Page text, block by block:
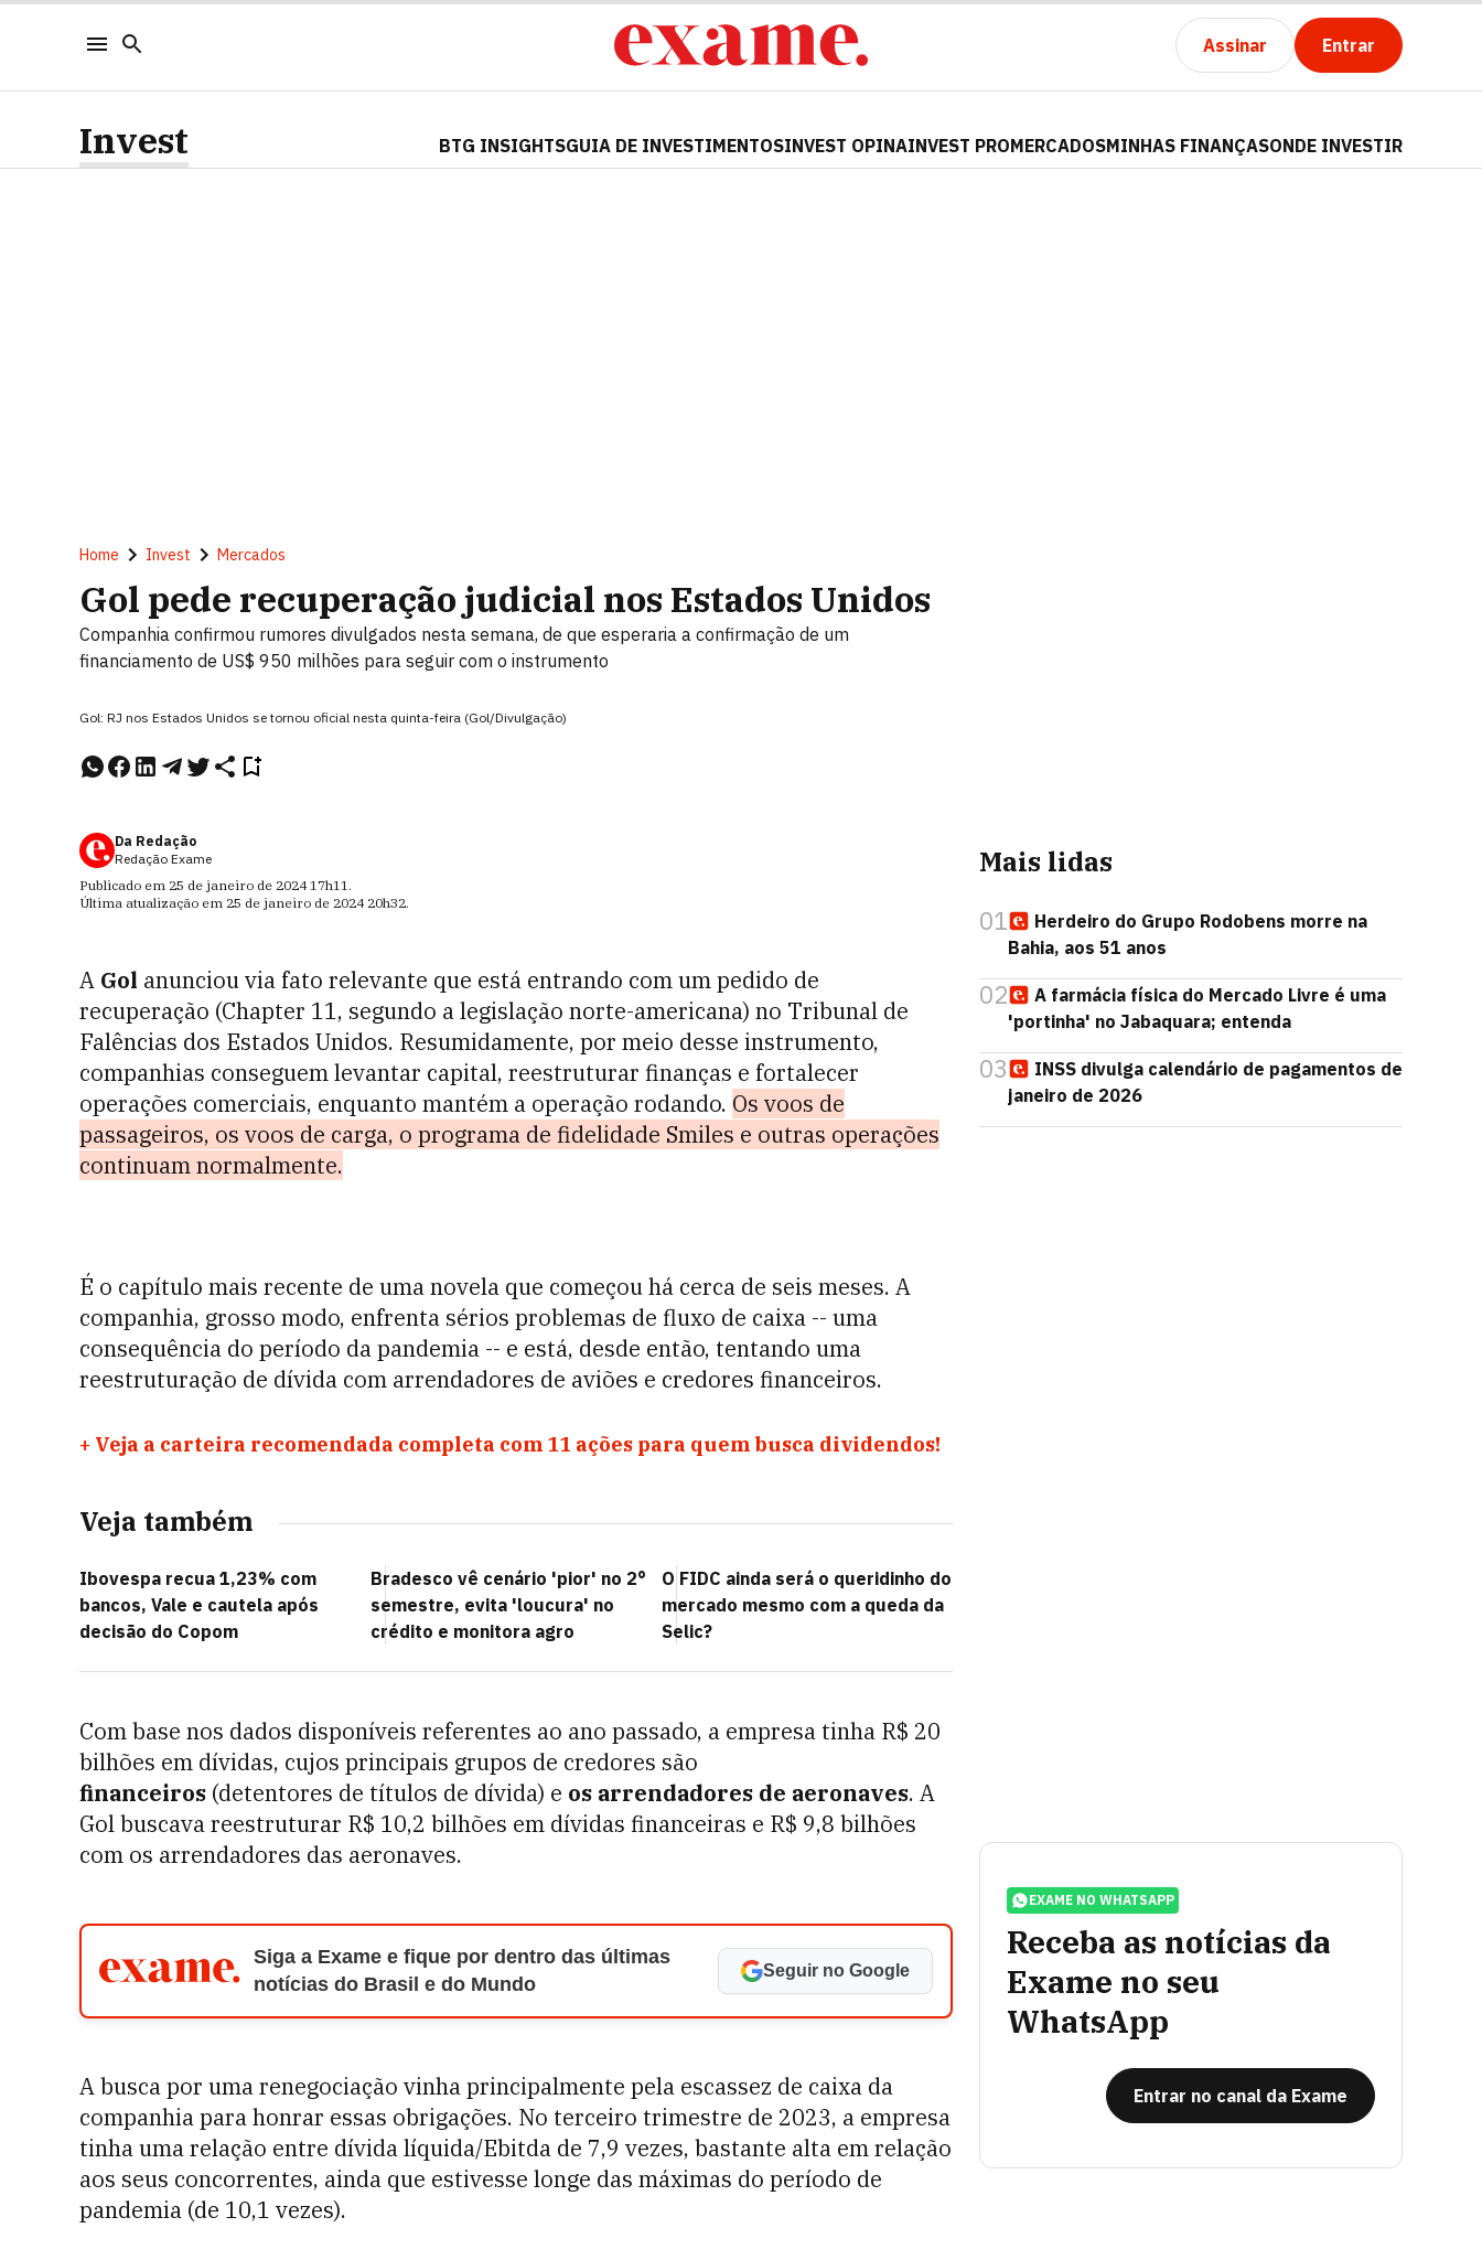
Assinar Entrar
Invest BTG INSIGHTSGUIA DE INVESTIMENTOSINVEST OPINAINVEST PROMERCADOSMINHAS FINANÇASONDE INVESTIR
Home Invest Mercados
Gol pede recuperação judicial nos Estados Unidos
Companhia confirmou rumores divulgados nesta semana, de que esperaria a confirmação de um
financiamento de US$ 950 milhões para seguir com o instrumento
Gol: RJ nos Estados Unidos se tornou oficial nesta quinta-feira (Gol/Divulgação)
Da Redação
Redação Exame
Publicado em 25 de janeiro de 2024 17h11.
Última atualização em 25 de janeiro de 2024 20h32.
A Gol anunciou via fato relevante que está entrando com um pedido de
recuperação (Chapter 11, segundo a legislação norte-americana) no Tribunal de
Falências dos Estados Unidos. Resumidamente, por meio desse instrumento,
companhias conseguem levantar capital, reestruturar finanças e fortalecer
operações comerciais, enquanto mantém a operação rodando. Os voos de
passageiros, os voos de carga, o programa de fidelidade Smiles e outras operações
continuam normalmente.
É o capítulo mais recente de uma novela que começou há cerca de seis meses. A
companhia, grosso modo, enfrenta sérios problemas de fluxo de caixa -- uma
consequência do período da pandemia -- e está, desde então, tentando uma
reestruturação de dívida com arrendadores de aviões e credores financeiros.
+ Veja a carteira recomendada completa com 11 ações para quem busca dividendos!
Veja também
Ibovespa recua 1,23% com
bancos, Vale e cautela após
decisão do Copom
Bradesco vê cenário 'pior' no 2°
semestre, evita 'loucura' no
crédito e monitora agro
O FIDC ainda será o queridinho do
mercado mesmo com a queda da
Selic?
Com base nos dados disponíveis referentes ao ano passado, a empresa tinha R$ 20
bilhões em dívidas, cujos principais grupos de credores são
financeiros (detentores de títulos de dívida) e os arrendadores de aeronaves. A
Gol buscava reestruturar R$ 10,2 bilhões em dívidas financeiras e R$ 9,8 bilhões
com os arrendadores das aeronaves.
Siga a Exame e fique por dentro das últimas
notícias do Brasil e do Mundo
Seguir no Google
A busca por uma renegociação vinha principalmente pela escassez de caixa da
companhia para honrar essas obrigações. No terceiro trimestre de 2023, a empresa
tinha uma relação entre dívida líquida/Ebitda de 7,9 vezes, bastante alta em relação
aos seus concorrentes, ainda que estivesse longe das máximas do período de
pandemia (de 10,1 vezes).
Mais lidas
01
Herdeiro do Grupo Rodobens morre na
Bahia, aos 51 anos
02
A farmácia física do Mercado Livre é uma
'portinha' no Jabaquara; entenda
03
INSS divulga calendário de pagamentos de
janeiro de 2026
EXAME NO WHATSAPP
Receba as notícias da
Exame no seu
WhatsApp
Entrar no canal da Exame